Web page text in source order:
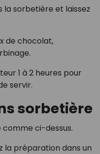
la sorbetière et laissez
de chocolat,
1 à 2 heures pour
servir.
sorbetière
ci-dessus.
la préparation dans un